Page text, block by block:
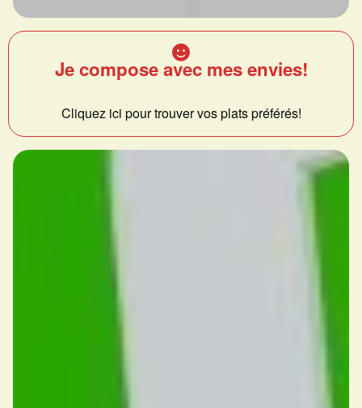
Je compose avec mes envies!
Cliquez ici pour trouver vos plats préférés!